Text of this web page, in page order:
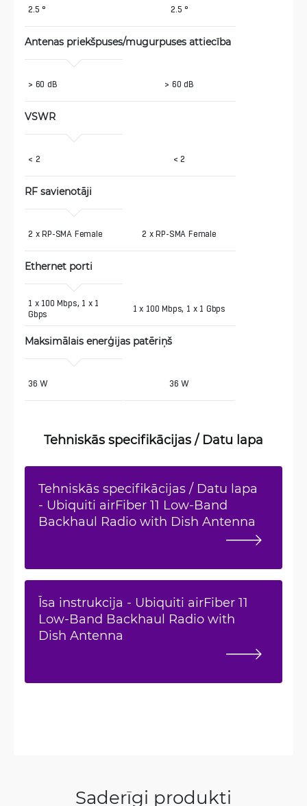
2.5 ° 2.5 °
Antenas priekšpuses/mugurpuses attiecība
> 60 dB > 60 dB
VSWR
< 2 < 2
RF savienotāji
2 x RP-SMA Female 2 x RP-SMA Female
Ethernet porti
1 x 100 Mbps, 1 x 1
Gbps
1 x 100 Mbps, 1 x 1 Gbps
Maksimālais enerģijas patēriņš
36 W 36 W
Tehniskās specifikācijas / Datu lapa
Tehniskās specifikācijas / Datu lapa
- Ubiquiti airFiber 11 Low-Band
Backhaul Radio with Dish Antenna
Īsa instrukcija - Ubiquiti airFiber 11
Low-Band Backhaul Radio with
Dish Antenna
Saderīgi produkti